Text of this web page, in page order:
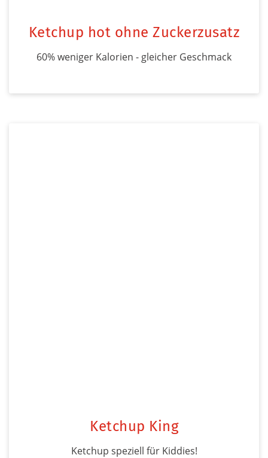
Ketchup hot ohne Zuckerzusatz
60% weniger Kalorien - gleicher Geschmack
Ketchup King
Ketchup speziell für Kiddies!